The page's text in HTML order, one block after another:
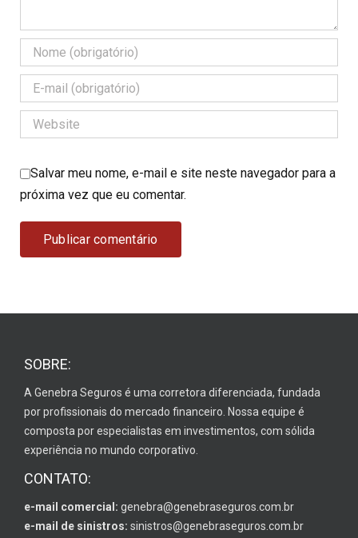
Salvar meu nome, e-mail e site neste navegador para a
próxima vez que eu comentar.
SOBRE:
A Genebra Seguros é uma corretora diferenciada, fundada
por profissionais do mercado financeiro. Nossa equipe é
composta por especialistas em investimentos, com sólida
experiência no mundo corporativo.
CONTATO:
e-mail comercial: genebra@genebraseguros.com.br
e-mail de sinistros: sinistros@genebraseguros.com.br